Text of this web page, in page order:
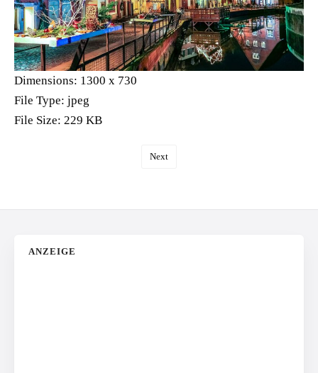
Dimensions: 1300 x 730
File Type: jpeg
File Size: 229 KB
Next
ANZEIGE